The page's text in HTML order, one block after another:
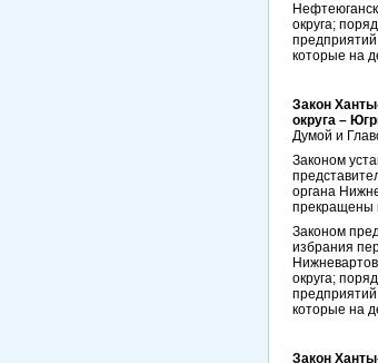
округа;
которые на
Закон
округа –
Думой и
Законом
органа
прекращены
Законом
избрания
округа;
которые на
Закон